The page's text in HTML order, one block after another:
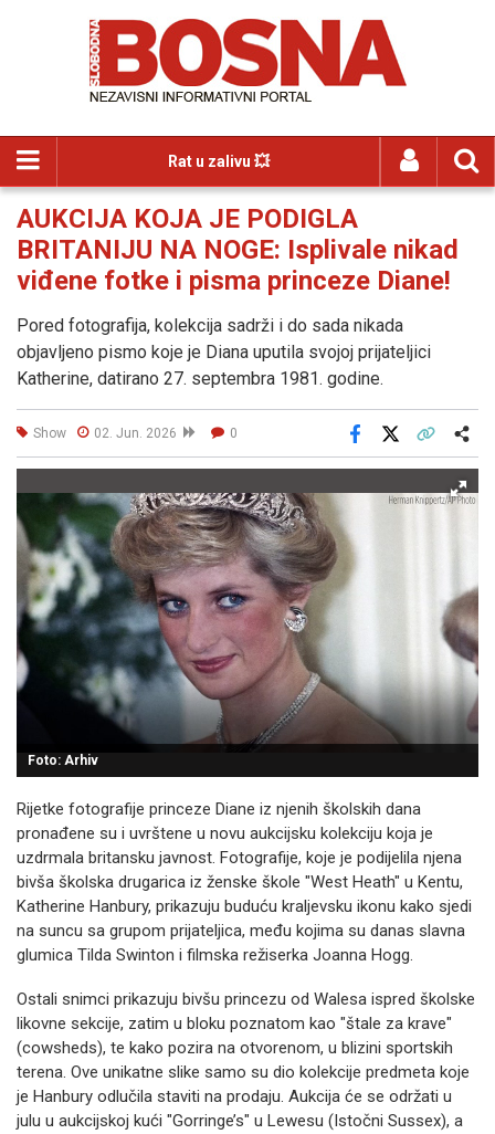
Rat u zalivu 💥
AUKCIJA KOJA JE PODIGLA
BRITANIJU NA NOGE: Isplivale nikad
viđene fotke i pisma princeze Diane!
Pored fotografija, kolekcija sadrži i do sada nikada
objavljeno pismo koje je Diana uputila svojoj prijateljici
Katherine, datirano 27. septembra 1981. godine.
Show 02. Jun. 2026 0
Facebook
Foto: Arhiv
Rijetke fotografije princeze Diane iz njenih školskih dana
pronađene su i uvrštene u novu aukcijsku kolekciju koja je
uzdrmala britansku javnost. Fotografije, koje je podijelila njena
bivša školska drugarica iz ženske škole "West Heath" u Kentu,
Katherine Hanbury, prikazuju buduću kraljevsku ikonu kako sjedi
na suncu sa grupom prijateljica, među kojima su danas slavna
glumica Tilda Swinton i filmska režiserka Joanna Hogg.
Ostali snimci prikazuju bivšu princezu od Walesa ispred školske
likovne sekcije, zatim u bloku poznatom kao "štale za krave"
(cowsheds), te kako pozira na otvorenom, u blizini sportskih
terena. Ove unikatne slike samo su dio kolekcije predmeta koje
je Hanbury odlučila staviti na prodaju. Aukcija će se održati u
julu u aukcijskoj kući "Gorringe’s" u Lewesu (Istočni Sussex), a